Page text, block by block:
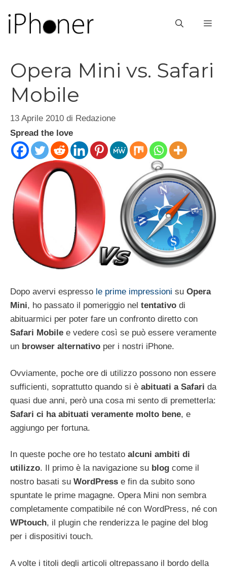
contenuto
Opera Mini vs. Safari
Mobile
13 Aprile 2010 di Redazione
Spread the love
Dopo avervi espresso le prime impressioni su Opera
Mini, ho passato il pomeriggio nel tentativo di
abituarmici per poter fare un confronto diretto con
Safari Mobile e vedere così se può essere veramente
un browser alternativo per i nostri iPhone.
Ovviamente, poche ore di utilizzo possono non essere
sufficienti, soprattutto quando si è abituati a Safari da
quasi due anni, però una cosa mi sento di premetterla:
Safari ci ha abituati veramente molto bene, e
aggiungo per fortuna.
In queste poche ore ho testato alcuni ambiti di
utilizzo. Il primo è la navigazione su blog come il
nostro basati su WordPress e fin da subito sono
spuntate le prime magagne. Opera Mini non sembra
completamente compatibile né con WordPress, né con
WPtouch, il plugin che renderizza le pagine del blog
per i dispositivi touch.
A volte i titoli degli articoli oltrepassano il bordo della